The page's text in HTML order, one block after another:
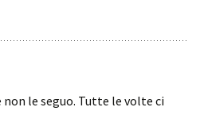
non le seguo. Tutte le volte ci